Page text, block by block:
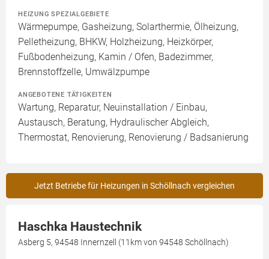
HEIZUNG SPEZIALGEBIETE
Wärmepumpe, Gasheizung, Solarthermie, Ölheizung,
Pelletheizung, BHKW, Holzheizung, Heizkörper,
Fußbodenheizung, Kamin / Ofen, Badezimmer,
Brennstoffzelle, Umwälzpumpe
ANGEBOTENE TÄTIGKEITEN
Wartung, Reparatur, Neuinstallation / Einbau,
Austausch, Beratung, Hydraulischer Abgleich,
Thermostat, Renovierung, Renovierung / Badsanierung
Jetzt Betriebe für Heizungen in Schöllnach vergleichen
Haschka Haustechnik
Asberg 5, 94548 Innernzell (11km von 94548 Schöllnach)